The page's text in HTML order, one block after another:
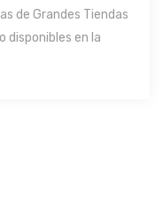
de Grandes Tiendas
disponibles en la